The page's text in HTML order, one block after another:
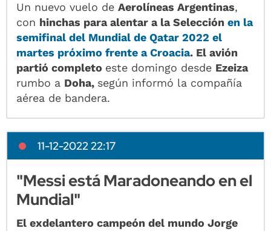
Un nuevo vuelo deAerolíneas Argentinas,
con hinchas para alentar a la Selecciónen la
semifinal del Mundial de Qatar 2022 el
martes próximo frente a Croacia. El avión
partió completo este domingo desde Ezeiza
rumbo a Doha, según informó la compañía
aérea de bandera.
11-12-2022 22:17
"Messi está Maradoneando en el
Mundial"
El exdelantero campeón del mundo Jorge